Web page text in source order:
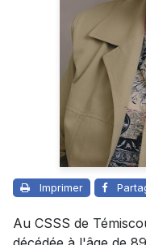
Imprimer
Au CSSS de